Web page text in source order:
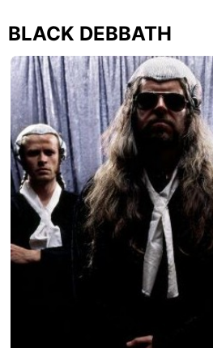
BLACK DEBBATH